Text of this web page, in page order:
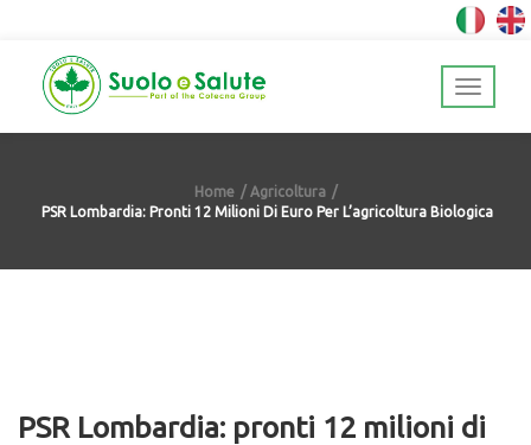
Home
Agricoltura
PSR Lombardia: Pronti 12 Milioni Di Euro Per L’agricoltura Biologica
PSR Lombardia: pronti 12 milioni di